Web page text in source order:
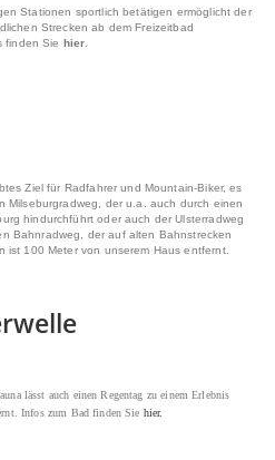
Stationen sportlich betätigen ermöglicht der
Strecken ab dem Freizeitbad
finden Sie hier
Ziel für Radfahrer und Mountain-Biker, es
Milseburgradweg, der u.a. auch durch einen
hindurchführt oder auch der Ulsterradweg
Bahnradweg, der auf alten Bahnstrecken
ist 100 Meter von unserem Haus entfernt.
lässt auch einen Regentag zu einem Erlebnis
Infos zum Bad finden Sie hier.